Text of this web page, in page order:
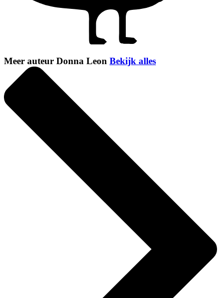
Meer auteur Donna Leon Bekijk alles